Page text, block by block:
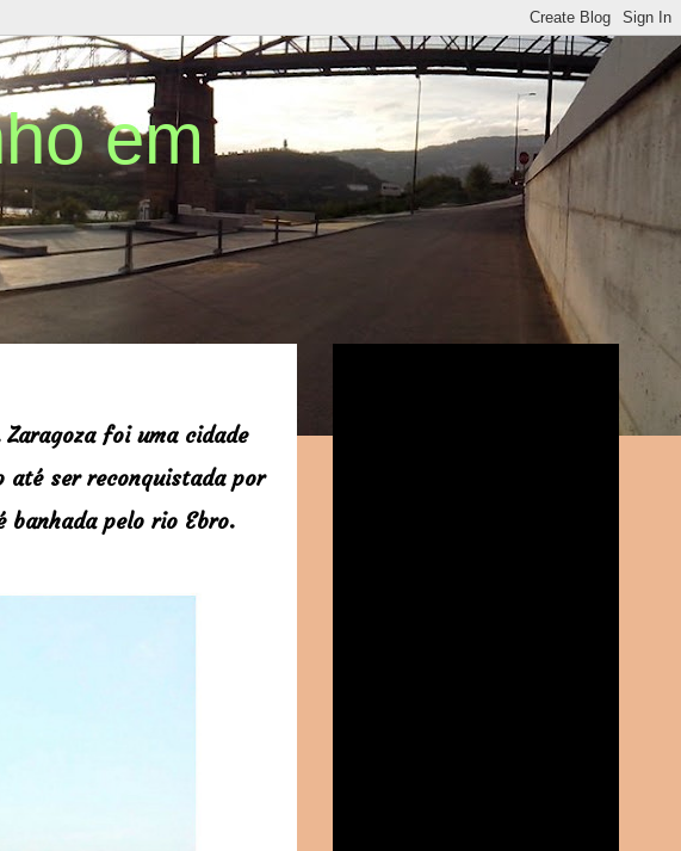
em
Zaragoza foi uma cidade
até ser reconquistada por
banhada pelo rio Ebro.